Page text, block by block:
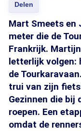
Delen
Mart Smeets en
meter die de
Frankrijk.
letterlijk volgen:
de
trui van zijn
Gezinnen die bij
roepen. Een
omdat de